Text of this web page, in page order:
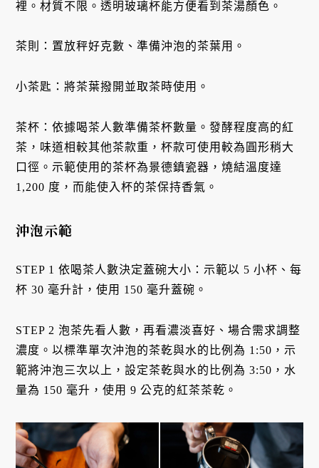
裡。材質不限。透明玻璃杯能方便看到茶湯顏色。
茶則：置放秤好克數、準備沖泡的茶葉用。
小茶匙：將茶葉撥開並取茶時使用。
茶杯：依據喝茶人數準備茶杯數量。發酵程度高的紅
茶，味道相較其他茶款重，杯款可使用較為圓形稍大
口徑。示範使用的茶杯為景德鎮瓷器，燒結溫度達
1,200 度，而能使入杯的茶保持香氣。
沖泡示範
STEP 1 依喝茶人數決定蓋碗大小：示範以 5 小杯、每
杯 30 毫升計，使用 150 毫升蓋碗。
STEP 2 泡茶先看人數，再看濃淡喜好、場合需求調整
濃度。以標準單次沖泡的茶乾與水的比例為 1:50，示
範將沖泡三次以上，設定茶乾與水的比例為 3:50，水
量為 150 毫升，使用 9 公克的紅茶茶乾。